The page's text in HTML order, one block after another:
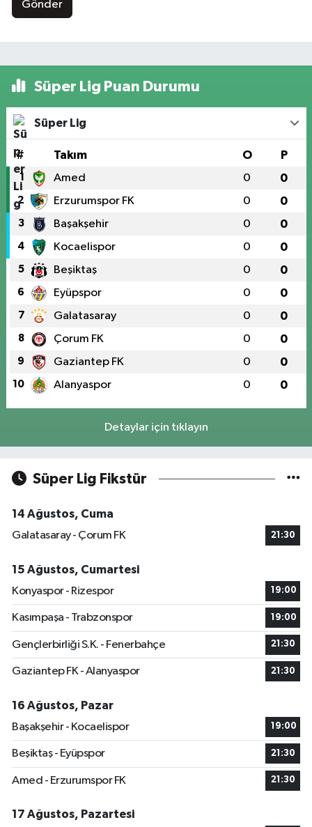
Gönder
Süper Lig Puan Durumu
Süper Lig
# Takım O P
1 Amed 0 0
2 Erzurumspor FK 0 0
3 Başakşehir 0 0
4 Kocaelispor 0 0
5 Beşiktaş 0 0
6 Eyüpspor 0 0
7 Galatasaray 0 0
8 Çorum FK 0 0
9 Gaziantep FK 0 0
10 Alanyaspor 0 0
Detaylar için tıklayın
Süper Lig Fikstür
14 Ağustos, Cuma
Galatasaray - Çorum FK
21:30
15 Ağustos, Cumartesi
Konyaspor - Rizespor
19:00
Kasımpaşa - Trabzonspor 19:00
Gençlerbirliği S.K. - Fenerbahçe 21:30
Gaziantep FK - Alanyaspor 21:30
16 Ağustos, Pazar
Başakşehir - Kocaelispor
19:00
Beşiktaş - Eyüpspor 21:30
Amed - Erzurumspor FK 21:30
17 Ağustos, Pazartesi